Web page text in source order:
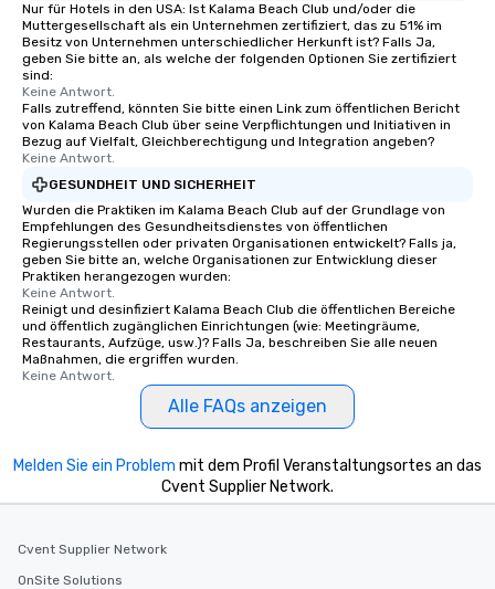
Nur für Hotels in den USA: Ist Kalama Beach Club und/oder die
Muttergesellschaft als ein Unternehmen zertifiziert, das zu 51% im
Besitz von Unternehmen unterschiedlicher Herkunft ist? Falls Ja,
geben Sie bitte an, als welche der folgenden Optionen Sie zertifiziert
sind:
Keine Antwort.
Falls zutreffend, könnten Sie bitte einen Link zum öffentlichen Bericht
von Kalama Beach Club über seine Verpflichtungen und Initiativen in
Bezug auf Vielfalt, Gleichberechtigung und Integration angeben?
Keine Antwort.
GESUNDHEIT UND SICHERHEIT
Wurden die Praktiken im Kalama Beach Club auf der Grundlage von
Empfehlungen des Gesundheitsdienstes von öffentlichen
Regierungsstellen oder privaten Organisationen entwickelt? Falls ja,
geben Sie bitte an, welche Organisationen zur Entwicklung dieser
Praktiken herangezogen wurden:
Keine Antwort.
Reinigt und desinfiziert Kalama Beach Club die öffentlichen Bereiche
und öffentlich zugänglichen Einrichtungen (wie: Meetingräume,
Restaurants, Aufzüge, usw.)? Falls Ja, beschreiben Sie alle neuen
Maßnahmen, die ergriffen wurden.
Keine Antwort.
Alle FAQs anzeigen
Melden Sie ein Problem mit dem Profil Veranstaltungsortes an das
Cvent Supplier Network.
Cvent Supplier Network
OnSite Solutions